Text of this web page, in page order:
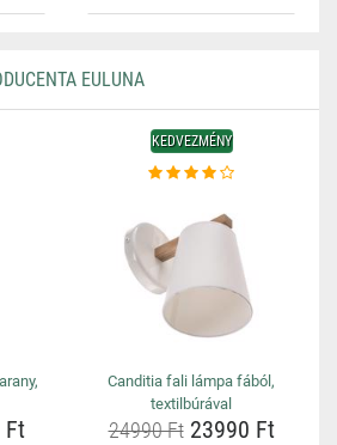
EULUNA
KEDVEZMÉNY
Canditia fali lámpa fából,
textilbúrával
24990 Ft23990 Ft